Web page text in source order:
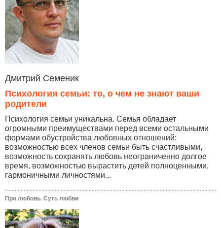
Дмитрий Семеник
Психология семьи: то, о чем не знают ваши
родители
Психология семьи уникальна. Семья обладает
огромными преимуществами перед всеми остальными
формами обустройства любовных отношений:
возможностью всех членов семьи быть счастливыми,
возможность сохранять любовь неограниченно долгое
время, возможностью вырастить детей полноценными,
гармоничными личностями...
Про любовь. Суть любви